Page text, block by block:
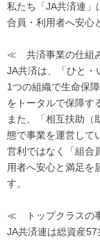
私たち「JA共済連」
合員・利用者へ安心
≪ 共済事業の仕
JA共済は、「ひと・
1つの組織で生命保
をトータルで保障す
また、「相互扶助（
態で事業を運営して
営利ではなく「組合
用者へ安心と満足を
す。
≪ トップクラスの
JA共済連は総資産57